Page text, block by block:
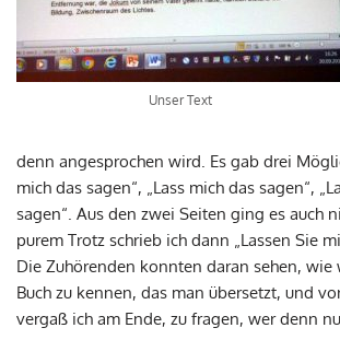
Unser Text
denn angesprochen wird. Es gab drei
mich das sagen“, „Lass mich das sagen“,
sagen“. Aus den zwei Seiten ging es auch
purem Trotz schrieb ich dann „Lassen Sie
Die Zuhörenden konnten daran sehen, wie
Buch zu kennen, das man übersetzt, und
vergaß ich am Ende, zu fragen, wer denn